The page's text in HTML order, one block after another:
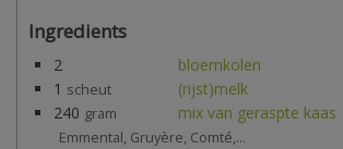
Ingredients
2
bloemkolen
1 scheut
(rijst)melk
240 gram mix van geraspte kaas
Emmental, Gruyère, Comté,...